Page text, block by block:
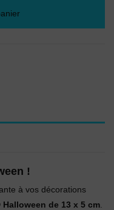
!
à vos décorations
Halloween de 13 x 5 cm